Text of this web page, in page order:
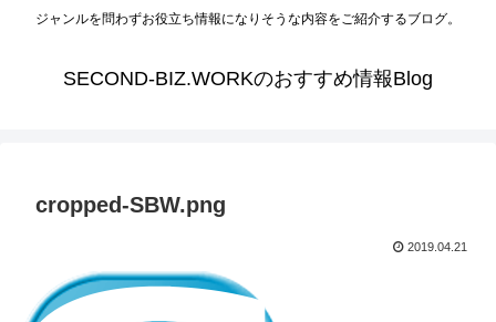
ジャンルを問わずお役立ち情報になりそうな内容をご紹介するブログ。
SECOND-BIZ.WORKのおすすめ情報Blog
cropped-SBW.png
2019.04.21